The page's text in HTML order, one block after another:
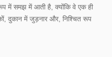
रूप में समझ में आती है, क्योंकि वे एक ही
दुकान में जुड़नार और, निश्चित रूप